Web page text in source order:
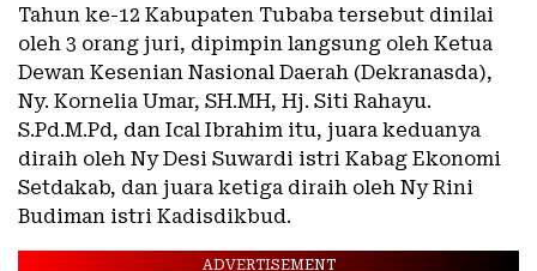
Tahun ke-12 Kabupaten Tubaba tersebut dinilai
oleh 3 orang juri, dipimpin langsung oleh Ketua
Dewan Kesenian Nasional Daerah (Dekranasda),
Ny. Kornelia Umar, SH.MH, Hj. Siti Rahayu.
S.Pd.M.Pd, dan Ical Ibrahim itu, juara keduanya
diraih oleh Ny Desi Suwardi istri Kabag Ekonomi
Setdakab, dan juara ketiga diraih oleh Ny Rini
Budiman istri Kadisdikbud.
ADVERTISEMENT